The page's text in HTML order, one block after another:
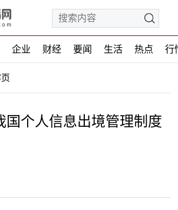
企业 财经 要闻 生活 热点 行
国个人信息出境管理制度